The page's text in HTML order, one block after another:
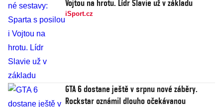
Vojtou na hrotu. Lídr Slavie už v základu
iSport.cz
GTA 6 dostane ještě v srpnu nové záběry.
Rockstar oznámil dlouho očekávanou